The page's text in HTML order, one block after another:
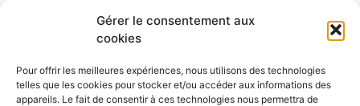
Gérer le consentement aux
cookies
Pour offrir les meilleures expériences, nous utilisons des technologies
telles que les cookies pour stocker et/ou accéder aux informations des
appareils. Le fait de consentir à ces technologies nous permettra de